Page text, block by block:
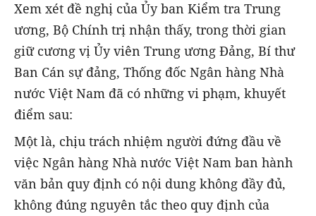
Xem xét đề nghị của Ủy ban Kiểm tra Trung
ương, Bộ Chính trị nhận thấy, trong thời gian
giữ cương vị Ủy viên Trung ương Đảng, Bí thư
Ban Cán sự đảng, Thống đốc Ngân hàng Nhà
nước Việt Nam đã có những vi phạm, khuyết
điểm sau:
Một là, chịu trách nhiệm người đứng đầu về
việc Ngân hàng Nhà nước Việt Nam ban hành
văn bản quy định có nội dung không đầy đủ,
không đúng nguyên tắc theo quy định của